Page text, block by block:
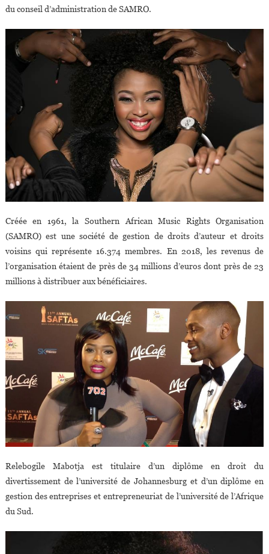
du conseil d’administration de SAMRO.
Créée en 1961, la Southern African Music Rights Organisation
(SAMRO) est une société de gestion de droits d’auteur et droits
voisins qui représente 16.374 membres. En 2018, les revenus de
l’organisation étaient de près de 34 millions d’euros dont près de 23
millions à distribuer aux bénéficiaires.
Relebogile Mabotja est titulaire d’un diplôme en droit du
divertissement de l’université de Johannesburg et d’un diplôme en
gestion des entreprises et entrepreneuriat de l’université de l’Afrique
du Sud.